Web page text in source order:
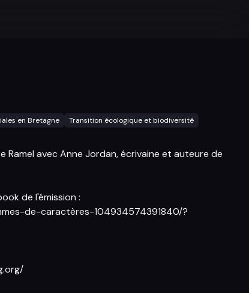
en Bretagne Transition écologique et biodiversité
Ramel avec Anne Jordan, écrivaine et auteure de
de l'émission :
de-caractères-104934574391840/?